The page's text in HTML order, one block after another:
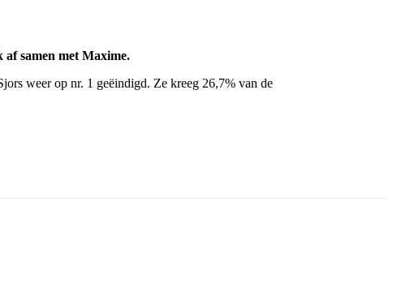
af samen met Maxime.
weer op nr. 1 geëindigd. Ze kreeg 26,7% van de